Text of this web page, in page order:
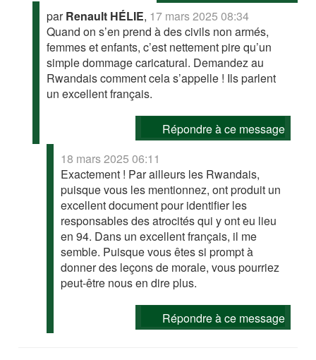
parRenault HÉLIE, 17 mars 2025 08:34
Quand on s’en prend à des civils non armés,
femmes et enfants, c’est nettement pire qu’un
simple dommage caricatural. Demandez au
Rwandais comment cela s’appelle ! Ils parlent
un excellent français.
Répondre à ce message
18 mars 2025 06:11
Exactement ! Par ailleurs les Rwandais,
puisque vous les mentionnez, ont produit un
excellent document pour identifier les
responsables des atrocités qui y ont eu lieu
en 94. Dans un excellent français, il me
semble. Puisque vous êtes si prompt à
donner des leçons de morale, vous pourriez
peut-être nous en dire plus.
Répondre à ce message